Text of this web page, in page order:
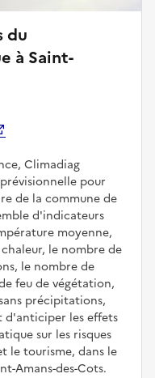
du
à Saint-
Climadiag
pour
de la commune de
d'indicateurs
moyenne,
le nombre de
le nombre de
feu de végétation,
précipitations,
d'anticiper les effets
sur les risques
le tourisme, dans le
Amans-des-Cots.